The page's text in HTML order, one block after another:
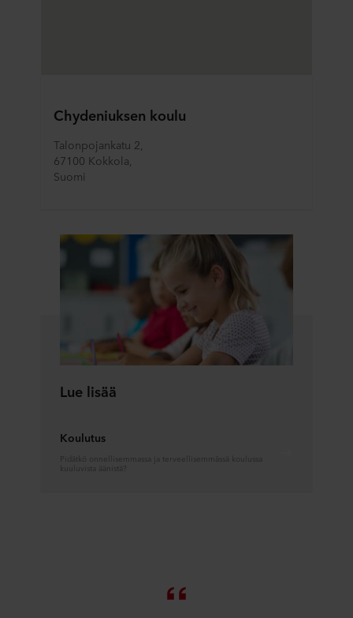
Chydeniuksen koulu
Talonpojankatu 2,
67100 Kokkola,
Suomi
Lue lisää
Koulutus
Pidätkö onnellisemmassa ja terveellisemmässä koulussa
kuuluvista äänistä?